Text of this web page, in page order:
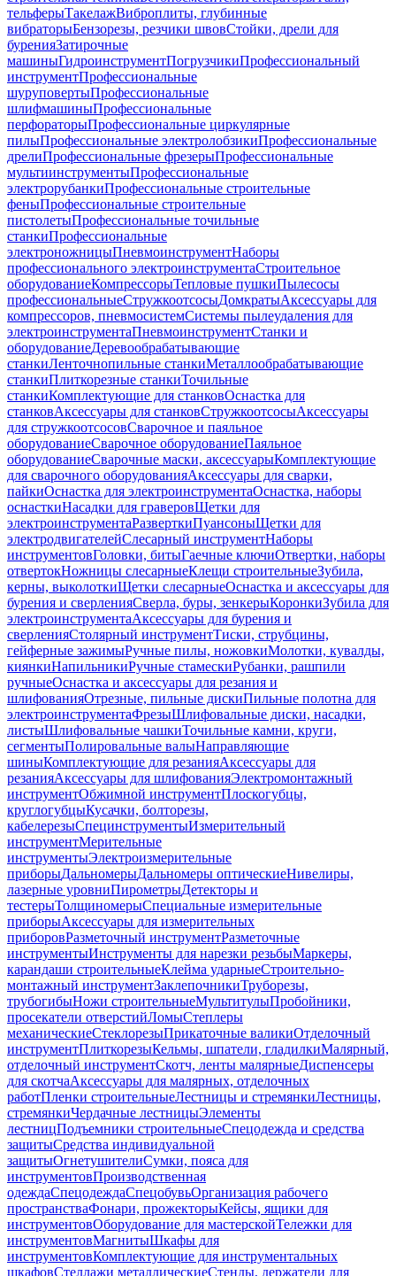
тельферыТакелажВиброплиты, глубинные
вибраторыБензорезы, резчики швовСтойки, дрели для
буренияЗатирочные
машиныГидроинструментПогрузчикиПрофессиональный
инструментПрофессиональные
шуруповертыПрофессиональные
шлифмашиныПрофессиональные
перфораторыПрофессиональные циркулярные
пилыПрофессиональные электролобзикиПрофессиональные
дрелиПрофессиональные фрезерыПрофессиональные
мультиинструментыПрофессиональные
электрорубанкиПрофессиональные строительные
феныПрофессиональные строительные
пистолетыПрофессиональные точильные
станкиПрофессиональные
электроножницыПневмоинструментНаборы
профессионального электроинструментаСтроительное
оборудованиеКомпрессорыТепловые пушкиПылесосы
профессиональныеСтружкоотсосыДомкратыАксессуары для
компрессоров, пневмосистемСистемы пылеудаления для
электроинструментаПневмоинструментСтанки и
оборудованиеДеревообрабатывающие
станкиЛенточнопильные станкиМеталлообрабатывающие
станкиПлиткорезные станкиТочильные
станкиКомплектующие для станковОснастка для
станковАксессуары для станковСтружкоотсосыАксессуары
для стружкоотсосовСварочное и паяльное
оборудованиеСварочное оборудованиеПаяльное
оборудованиеСварочные маски, аксессуарыКомплектующие
для сварочного оборудованияАксессуары для сварки,
пайкиОснастка для электроинструментаОснастка, наборы
оснасткиНасадки для граверовЩетки для
электроинструментаРазверткиПуансоныЩетки для
электродвигателейСлесарный инструментНаборы
инструментовГоловки, битыГаечные ключиОтвертки, наборы
отвертокНожницы слесарныеКлещи строительныеЗубила,
керны, выколоткиЩетки слесарныеОснастка и аксессуары для
бурения и сверленияСверла, буры, зенкерыКоронкиЗубила для
электроинструментаАксессуары для бурения и
сверленияСтолярный инструментТиски, струбцины,
гейферные зажимыРучные пилы, ножовкиМолотки, кувалды,
киянкиНапильникиРучные стамескиРубанки, рашпили
ручныеОснастка и аксессуары для резания и
шлифованияОтрезные, пильные дискиПильные полотна для
электроинструментаФрезыШлифовальные диски, насадки,
листыШлифовальные чашкиТочильные камни, круги,
сегментыПолировальные валыНаправляющие
шиныКомплектующие для резанияАксессуары для
резанияАксессуары для шлифованияЭлектромонтажный
инструментОбжимной инструментПлоскогубцы,
круглогубцыКусачки, болторезы,
кабелерезыСпецинструментыИзмерительный
инструментМерительные
инструментыЭлектроизмерительные
приборыДальномерыДальномеры оптическиеНивелиры,
лазерные уровниПирометрыДетекторы и
тестерыТолщиномерыСпециальные измерительные
приборыАксессуары для измерительных
приборовРазметочный инструментРазметочные
инструментыИнструменты для нарезки резьбыМаркеры,
карандаши строительныеКлейма ударныеСтроительно-
монтажный инструментЗаклепочникиТруборезы,
трубогибыНожи строительныеМультитулыПробойники,
просекатели отверстийЛомыСтеплеры
механическиеСтеклорезыПрикаточные валикиОтделочный
инструментПлиткорезыКельмы, шпатели, гладилкиМалярный,
отделочный инструментСкотч, ленты малярныеДиспенсеры
для скотчаАксессуары для малярных, отделочных
работПленки строительныеЛестницы и стремянкиЛестницы,
стремянкиЧердачные лестницыЭлементы
лестницПодъемники строительныеСпецодежда и средства
защитыСредства индивидуальной
защитыОгнетушителиСумки, пояса для
инструментовПроизводственная
одеждаСпецодеждаСпецобувьОрганизация рабочего
пространстваФонари, прожекторыКейсы, ящики для
инструментовОборудование для мастерскойТележки для
инструментовМагнитыШкафы для
инструментовКомплектующие для инструментальных
шкафовСтеллажи металлическиеСтенды, держатели для